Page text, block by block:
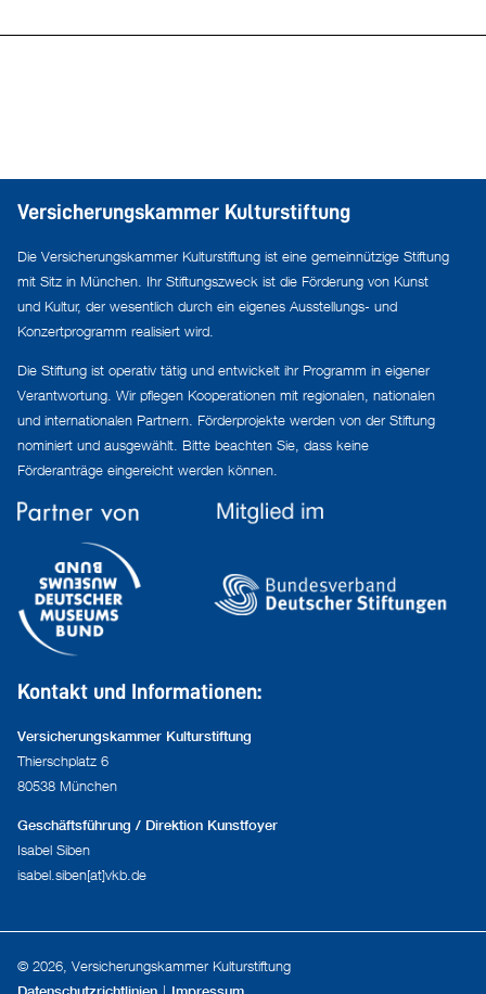
Versicherungskammer Kulturstiftung
Die Versicherungskammer Kulturstiftung ist eine gemeinnützige Stiftung
mit Sitz in München. Ihr Stiftungszweck ist die Förderung von Kunst
und Kultur, der wesentlich durch ein eigenes Ausstellungs- und
Konzertprogramm realisiert wird.
Die Stiftung ist operativ tätig und entwickelt ihr Programm in eigener
Verantwortung. Wir pflegen Kooperationen mit regionalen, nationalen
und internationalen Partnern. Förderprojekte werden von der Stiftung
nominiert und ausgewählt. Bitte beachten Sie, dass keine
Förderanträge eingereicht werden können.
Kontakt und Informationen:
Versicherungskammer Kulturstiftung
Thierschplatz 6
80538 München
Geschäftsführung / Direktion Kunstfoyer
Isabel Siben
isabel.siben[at]vkb.de
© 2026, Versicherungskammer Kulturstiftung